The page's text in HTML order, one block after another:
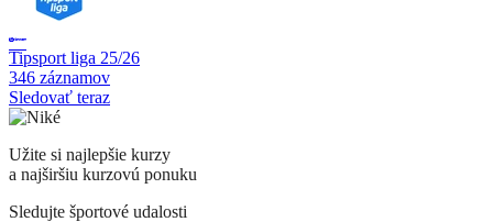
Tipsport liga 25/26
346 záznamov
Sledovať teraz
Užite si najlepšie kurzy
a najširšiu kurzovú ponuku
Sledujte športové udalosti